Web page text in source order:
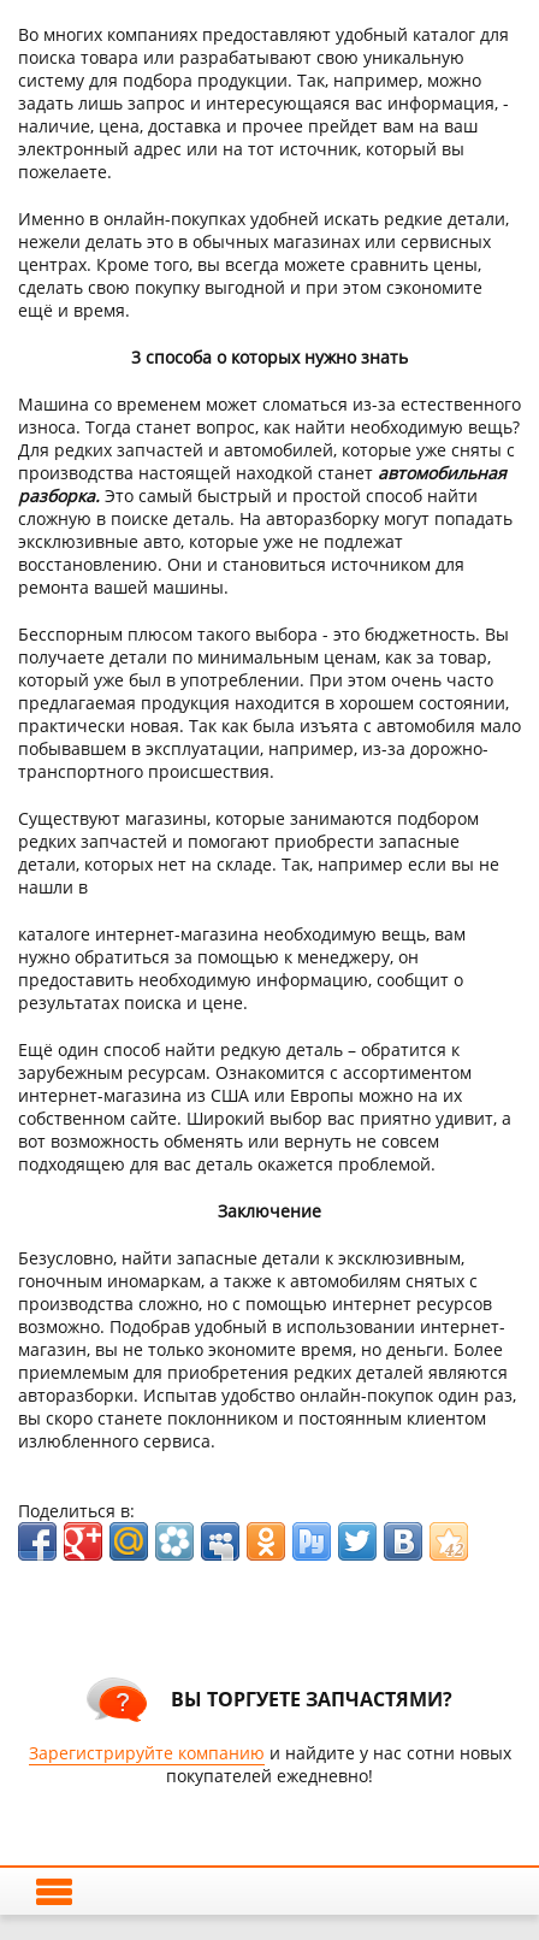
Во многих компаниях предоставляют удобный каталог для
поиска товара или разрабатывают свою уникальную
систему для подбора продукции. Так, например, можно
задать лишь запрос и интересующаяся вас информация, -
наличие, цена, доставка и прочее прейдет вам на ваш
электронный адрес или на тот источник, который вы
пожелаете.
Именно в онлайн-покупках удобней искать редкие детали,
нежели делать это в обычных магазинах или сервисных
центрах. Кроме того, вы всегда можете сравнить цены,
сделать свою покупку выгодной и при этом сэкономите
ещё и время.
3 способа о которых нужно знать
Машина со временем может сломаться из-за естественного
износа. Тогда станет вопрос, как найти необходимую вещь?
Для редких запчастей и автомобилей, которые уже сняты с
производства настоящей находкой станет автомобильная
разборка. Это самый быстрый и простой способ найти
сложную в поиске деталь. На авторазборку могут попадать
эксклюзивные авто, которые уже не подлежат
восстановлению. Они и становиться источником для
ремонта вашей машины.
Бесспорным плюсом такого выбора - это бюджетность. Вы
получаете детали по минимальным ценам, как за товар,
который уже был в употреблении. При этом очень часто
предлагаемая продукция находится в хорошем состоянии,
практически новая. Так как была изъята с автомобиля мало
побывавшем в эксплуатации, например, из-за дорожно-
транспортного происшествия.
Существуют магазины, которые занимаются подбором
редких запчастей и помогают приобрести запасные
детали, которых нет на складе. Так, например если вы не
нашли в
каталоге интернет-магазина необходимую вещь, вам
нужно обратиться за помощью к менеджеру, он
предоставить необходимую информацию, сообщит о
результатах поиска и цене.
Ещё один способ найти редкую деталь – обратится к
зарубежным ресурсам. Ознакомится с ассортиментом
интернет-магазина из США или Европы можно на их
собственном сайте. Широкий выбор вас приятно удивит, а
вот возможность обменять или вернуть не совсем
подходящею для вас деталь окажется проблемой.
Заключение
Безусловно, найти запасные детали к эксклюзивным,
гоночным иномаркам, а также к автомобилям снятых с
производства сложно, но с помощью интернет ресурсов
возможно. Подобрав удобный в использовании интернет-
магазин, вы не только экономите время, но деньги. Более
приемлемым для приобретения редких деталей являются
авторазборки. Испытав удобство онлайн-покупок один раз,
вы скоро станете поклонником и постоянным клиентом
излюбленного сервиса.
Поделиться в:
ВЫ ТОРГУЕТЕ ЗАПЧАСТЯМИ?
Зарегистрируйте компанию и найдите у нас сотни новых
покупателей ежедневно!